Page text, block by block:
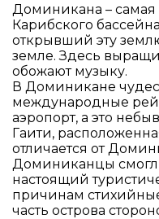
Доминикана – самая
Карибского
открывший эту
земле. Здесь
обожают музыку.
В Доминикане
международные
аэропорт, а это
Гаити,
отличается от
Доминиканцы
настоящий
причинам
часть острова